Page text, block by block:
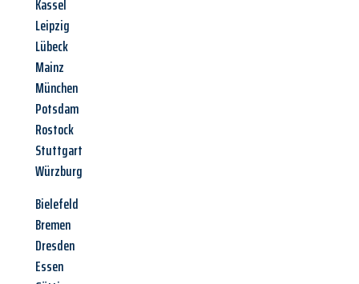
Kassel
Leipzig
Lübeck
Mainz
München
Potsdam
Rostock
Stuttgart
Würzburg
Bielefeld
Bremen
Dresden
Essen